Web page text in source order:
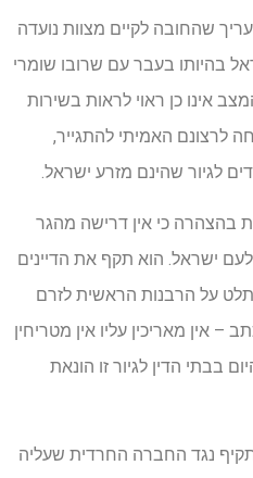
שהחובה לקיים מצוות נועדה
בהיותו בעבר עם שרובו שומרי
אינו כן ראוי לראות בשירות
לרצונם האמיתי להתגייר,
לגיור שהינם מזרע ישראל.
בהצהרה כי אין דרישה מהגר
ישראל. הוא תקף את הדיינים
על הרבנות הראשית לזרם
אין מאריכין עליו אין מטריחין
בבתי הדין לגיור זו הונאת
נגד החברה החרדית שעליה